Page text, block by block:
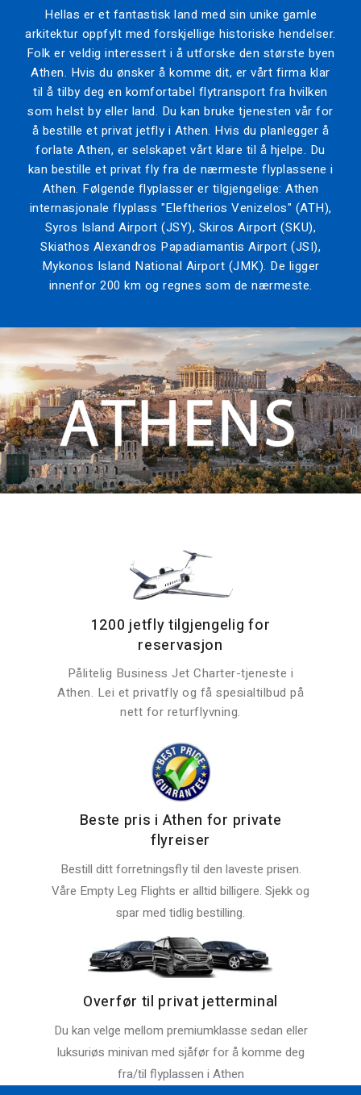
Hellas er et fantastisk land med sin unike gamle
arkitektur oppfylt med forskjellige historiske hendelser.
Folk er veldig interessert i å utforske den største byen
Athen. Hvis du ønsker å komme dit, er vårt firma klar
til å tilby deg en komfortabel flytransport fra hvilken
som helst by eller land. Du kan bruke tjenesten vår for
å bestille et privat jetfly i Athen. Hvis du planlegger å
forlate Athen, er selskapet vårt klare til å hjelpe. Du
kan bestille et privat fly fra de nærmeste flyplassene i
Athen. Følgende flyplasser er tilgjengelige: Athen
internasjonale flyplass "Eleftherios Venizelos" (ATH),
Syros Island Airport (JSY), Skiros Airport (SKU),
Skiathos Alexandros Papadiamantis Airport (JSI),
Mykonos Island National Airport (JMK). De ligger
innenfor 200 km og regnes som de nærmeste.
1200 jetfly tilgjengelig for
reservasjon
Pålitelig Business Jet Charter-tjeneste i
Athen. Lei et privatfly og få spesialtilbud på
nett for returflyvning.
Beste pris i Athen for private
flyreiser
Bestill ditt forretningsfly til den laveste prisen.
Våre Empty Leg Flights er alltid billigere. Sjekk og
spar med tidlig bestilling.
Overfør til privat jetterminal
Du kan velge mellom premiumklasse sedan eller
luksuriøs minivan med sjåfør for å komme deg
fra/til flyplassen i Athen